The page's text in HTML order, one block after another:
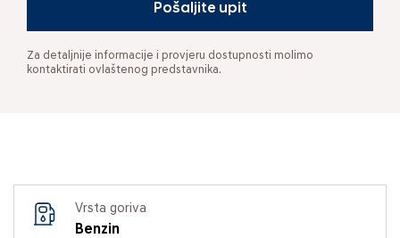
Pošaljite upit
Za detaljnije informacije i provjeru dostupnosti molimo
kontaktirati ovlaštenog predstavnika.
Vrsta goriva
Benzin